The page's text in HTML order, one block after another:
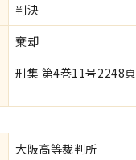
判決
棄却
刑集 第4巻11号2248頁
大阪高等裁判所